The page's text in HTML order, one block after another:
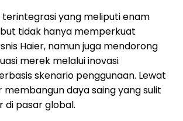
yang meliputi enam
tidak hanya memperkuat
Haier, namun juga mendorong
merek melalui inovasi
skenario penggunaan. Lewat
membangun daya saing yang sulit
pasar global.